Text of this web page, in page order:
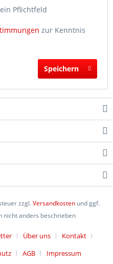
Pflichtfeld
zur Kenntnis
Speichern
zzgl.Versandkosten und ggf.
nicht anders beschrieben
Über uns
Kontakt
AGB
Impressum